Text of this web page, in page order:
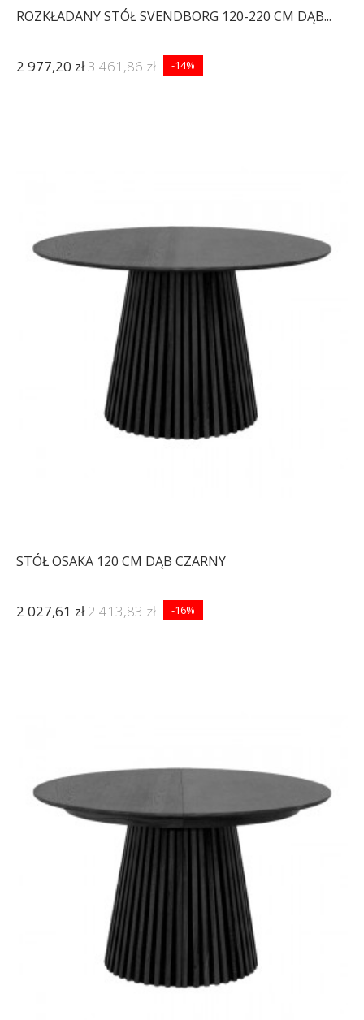
ROZKŁADANY STÓŁ SVENDBORG 120-220 CM DĄB...
2 977,20 zł3 461,86 zł -14%
STÓŁ OSAKA 120 CM DĄB CZARNY
2 027,61 zł2 413,83 zł -16%